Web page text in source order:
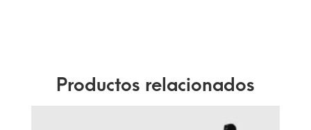
Productos relacionados